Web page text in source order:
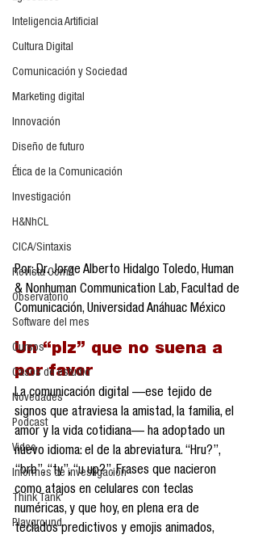
Inteligencia Artificial
Cultura Digital
Comunicación y Sociedad
Marketing digital
Innovación
Diseño de futuro
Ética de la Comunicación
Investigación
H&NhCL
CICA/Sintaxis
Revista ComA
Observatorio
Software del mes
Cursos
Casos de estudio
Novedades
Podcast
Video
Informes de investigación
Think Tank
Playground
Por: Dr. Jorge Alberto Hidalgo Toledo, Human
& Nonhuman Communication Lab, Facultad de
Comunicación, Universidad Anáhuac México
Un “plz” que no suena a
por favor
La comunicación digital —ese tejido de
signos que atraviesa la amistad, la familia, el
amor y la vida cotidiana— ha adoptado un
nuevo idioma: el de la abreviatura. “Hru?”,
“brb”, “ty”, “u up?”. Frases que nacieron
como atajos en celulares con teclas
numéricas, y que hoy, en plena era de
teclados predictivos y emojis animados,